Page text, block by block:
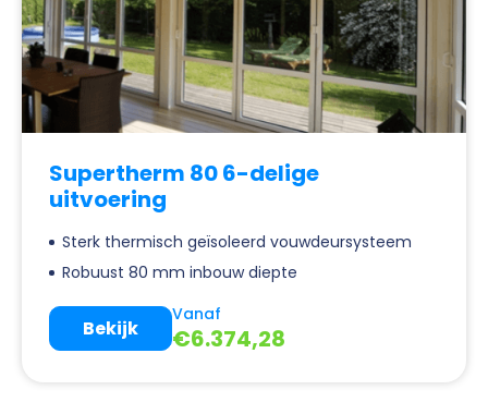
Supertherm 80 6-delige
uitvoering
Sterk thermisch geïsoleerd vouwdeursysteem
Robuust 80 mm inbouw diepte
Vanaf
€6.374,28
Bekijk